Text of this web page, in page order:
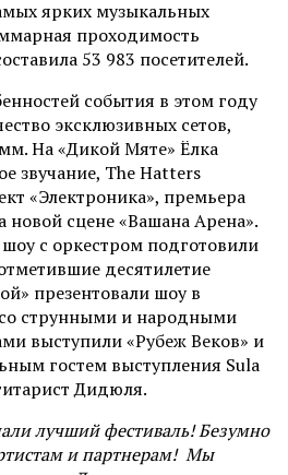
ярких музыкальных
проходимость
53 983 посетителей.
события в этом году
эксклюзивных сетов,
На «Дикой Мяте» Ёлка
звучание, The Hatters
«Электроника», премьера
новой сцене «Вашана Арена».
с оркестром подготовили
десятилетие
презентовали шоу в
струнными и народными
выступили «Рубеж Веков» и
гостем выступления Sula
Дидюля.
лучший фестиваль! Безумно
и партнерам! Мы